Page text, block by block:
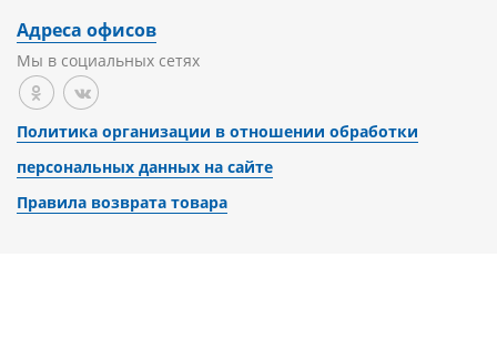
Адреса офисов
Мы в социальных сетях
Политика организации в отношении обработки
персональных данных на сайте
Правила возврата товара